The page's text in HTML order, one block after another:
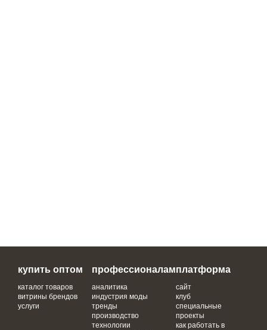
купить оптом
каталог товаров
витрины брендов
услуги
профессионалам
аналитика
индустрия моды
тренды
производство
технологии
платформа
сайт
клуб
специальные
проекты
как работать в